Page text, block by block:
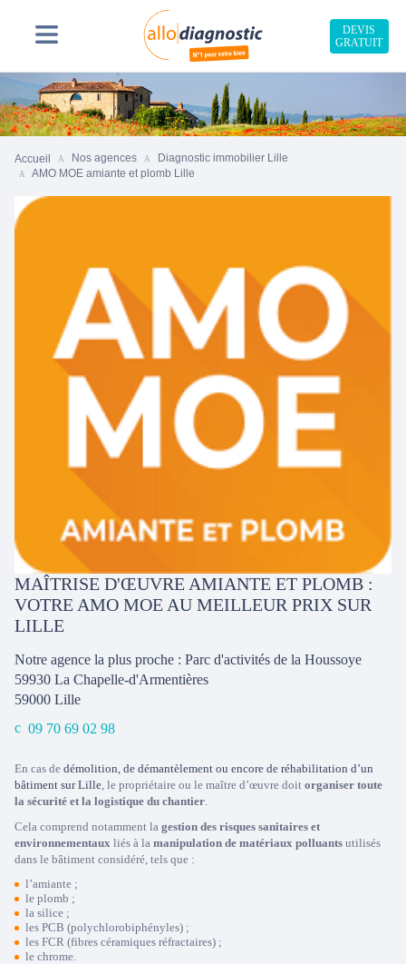
DEVIS
GRATUIT
Accueil Nos agences
Diagnostic immobilier Lille
AMO MOE amiante et plomb Lille
MAÎTRISE D'ŒUVRE AMIANTE ET PLOMB :
VOTRE AMO MOE AU MEILLEUR PRIX SUR
LILLE
Notre agence la plus proche : Parc d'activités de la Houssoye
59930 La Chapelle-d'Armentières
59000 Lille
09 70 69 02 98
En cas de démolition, de démantèlement ou encore de réhabilitation d’un
bâtiment sur Lille, le propriétaire ou le maître d’œuvre doit organiser toute
la sécurité et la logistique du chantier.
Cela comprend notamment la gestion des risques sanitaires et
environnementaux liés à la manipulation de matériaux polluants utilisés
dans le bâtiment considéré, tels que :
l’amiante ;
le plomb ;
la silice ;
les PCB (polychlorobiphényles) ;
les FCR (fibres céramiques réfractaires) ;
le chrome.